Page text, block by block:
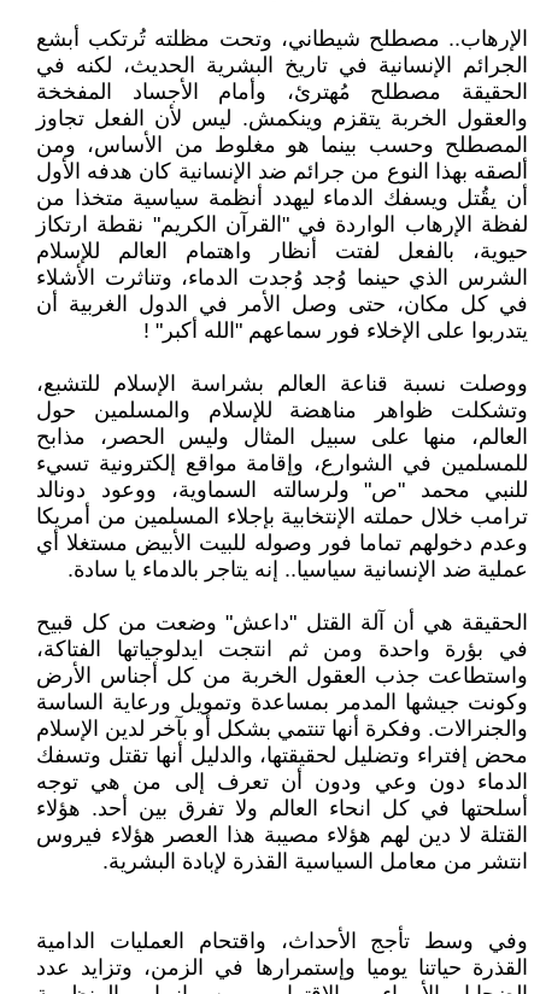
الإرهاب.. مصطلح شيطاني، وتحت مظلته تُرتكب أبشع
الجرائم الإنسانية في تاريخ البشرية الحديث، لكنه في
الحقيقة مصطلح مُهترئ، وأمام الأجساد المفخخة
والعقول الخربة يتقزم وينكمش. ليس لأن الفعل تجاوز
المصطلح وحسب بينما هو مغلوط من الأساس، ومن
ألصقه بهذا النوع من جرائم ضد الإنسانية كان هدفه الأول
أن يقُتل ويسفك الدماء ليهدد أنظمة سياسية متخذا من
لفظة الإرهاب الواردة في "القرآن الكريم" نقطة ارتكاز
حيوية، بالفعل لفتت أنظار واهتمام العالم للإسلام
الشرس الذي حينما وُجد وُجدت الدماء، وتناثرت الأشلاء
في كل مكان، حتى وصل الأمر في الدول الغربية أن
يتدربوا على الإخلاء فور سماعهم "الله أكبر" !
ووصلت نسبة قناعة العالم بشراسة الإسلام للتشبع،
وتشكلت ظواهر مناهضة للإسلام والمسلمين حول
العالم، منها على سبيل المثال وليس الحصر، مذابح
للمسلمين في الشوارع، وإقامة مواقع إلكترونية تسيء
للنبي محمد "ص" ولرسالته السماوية، ووعود دونالد
ترامب خلال حملته الإنتخابية بإجلاء المسلمين من أمريكا
وعدم دخولهم تماما فور وصوله للبيت الأبيض مستغلا أي
عملية ضد الإنسانية سياسيا.. إنه يتاجر بالدماء يا سادة.
الحقيقة هي أن آلة القتل "داعش" وضعت من كل قبيح
في بؤرة واحدة ومن ثم انتجت ايدلوجياتها الفتاكة،
واستطاعت جذب العقول الخربة من كل أجناس الأرض
وكونت جيشها المدمر بمساعدة وتمويل ورعاية الساسة
والجنرالات. وفكرة أنها تنتمي بشكل أو بآخر لدين الإسلام
محض إفتراء وتضليل لحقيقتها، والدليل أنها تقتل وتسفك
الدماء دون وعي ودون أن تعرف إلى من هي توجه
أسلحتها في كل انحاء العالم ولا تفرق بين أحد. هؤلاء
القتلة لا دين لهم هؤلاء مصيبة هذا العصر هؤلاء فيروس
انتشر من معامل السياسية القذرة لإبادة البشرية.
وفي وسط تأجج الأحداث، واقتحام العمليات الدامية
القذرة حياتنا يوميا وإستمرارها في الزمن، وتزايد عدد